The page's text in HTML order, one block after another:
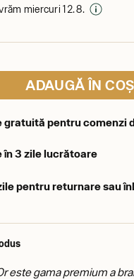
miercuri 12. 8.
ADAUGĂ ÎN COȘ
gratuită pentru comenzi
în 3 zile lucrătoare
pentru returnare sau
este gama premium a